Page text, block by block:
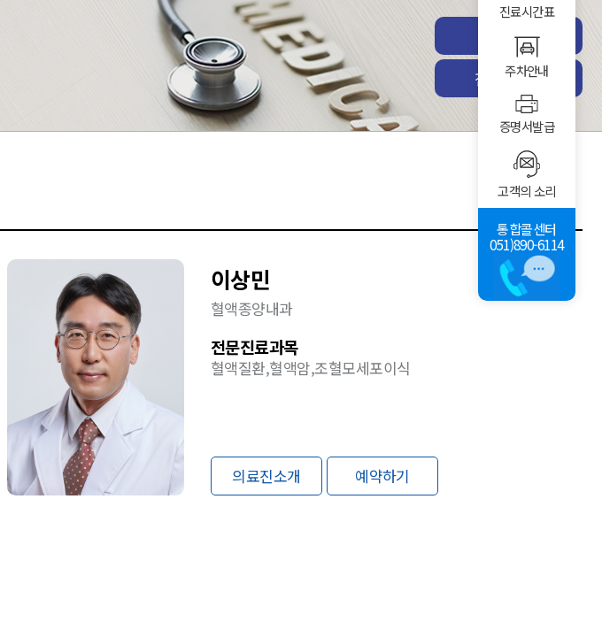
진료예약
전체진료과
이상민
혈액종양내과
전문진료과목
혈액질환,혈액암,조혈모세포이식
의료진소개 예약하기
진료시간표
주차안내
증명서발급
고객의 소리
통합콜센터
051)890-6114